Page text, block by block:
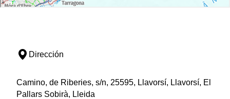
Dirección
Camino, de Riberies, s/n, 25595, Llavorsí, Llavorsí, El
Pallars Sobirà, Lleida